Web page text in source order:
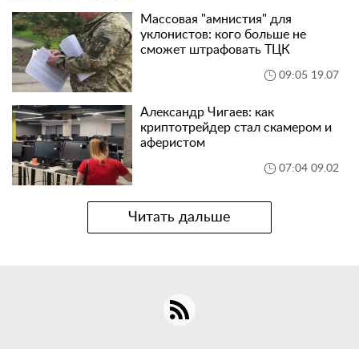
Массовая "амнистия" для
уклонистов: кого больше не
сможет штрафовать ТЦК
09:05 19.07
Александр Чигаев: как
криптотрейдер стал скамером и
аферистом
07:04 09.02
Читать дальше